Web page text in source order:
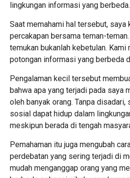
lingkungan informasi yang berbeda.
Saat memahami hal tersebut,
percakapan bersama teman-
temukan bukanlah kebetulan. Kami
potongan informasi yang berbeda
Pengalaman kecil tersebut
bahwa apa yang terjadi pada saya
oleh banyak orang. Tanpa
sosial dapat hidup dalam
meskipun berada di tengah
Pemahaman itu juga mengubah
perdebatan yang sering terjadi di
mudah menganggap orang yang